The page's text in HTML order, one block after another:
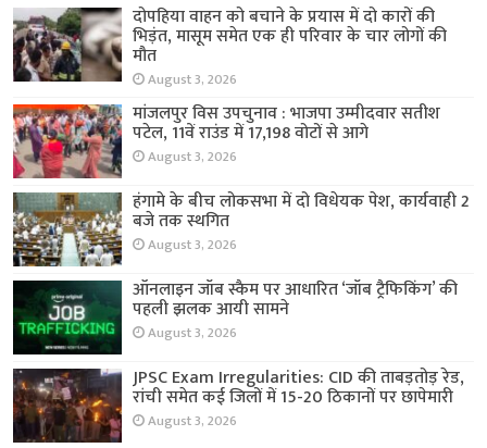
दोपहिया वाहन को बचाने के प्रयास में दो कारों की
भिड़ंत, मासूम समेत एक ही परिवार के चार लोगों की
मौत
August 3, 2026
मांजलपुर विस उपचुनाव : भाजपा उम्मीदवार सतीश
पटेल, 11वें राउंड में 17,198 वोटों से आगे
August 3, 2026
हंगामे के बीच लोकसभा में दो विधेयक पेश, कार्यवाही 2
बजे तक स्थगित
August 3, 2026
ऑनलाइन जॉब स्कैम पर आधारित ‘जॉब ट्रैफिकिंग’ की
पहली झलक आयी सामने
August 3, 2026
JPSC Exam Irregularities: CID की ताबड़तोड़ रेड,
रांची समेत कई जिलों में 15-20 ठिकानों पर छापेमारी
August 3, 2026